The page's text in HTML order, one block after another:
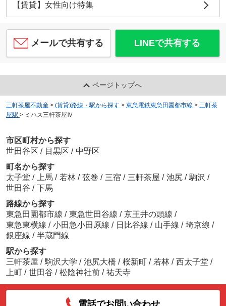
【賃貸】女性向け特集
メールで共有する LINEで共有する
ページトップへ
三軒茶屋不動産 > (賃貸)路線・駅から探す > 東急電鉄東急田園都市線 > 三軒茶
屋駅 > ミハス三軒茶屋Ⅳ
市区町村から探す
世田谷区 / 目黒区 / 中野区
町名から探す
太子堂 / 上馬 / 若林 / 弦巻 / 三宿 / 三軒茶屋 / 池尻 / 駒沢 /
世田谷 / 下馬
路線から探す
東急田園都市線 / 東急世田谷線 / 京王井の頭線 /
東急東横線 / 小田急小田原線 / 日比谷線 / 山手線 / 埼京線 /
銀座線 / 半蔵門線
駅から探す
三軒茶屋 / 駒沢大学 / 池尻大橋 / 桜新町 / 若林 / 西太子堂 /
上町 / 世田谷 / 松陰神社前 / 祐天寺